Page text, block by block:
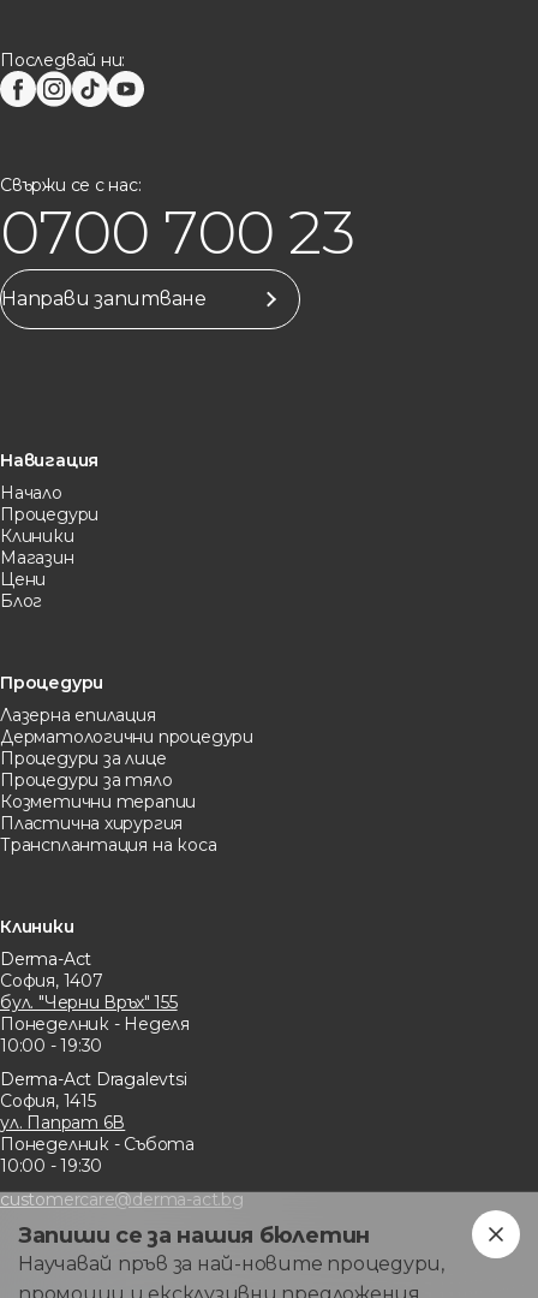
Последвай ни:
Свържи се с нас:
0700 700 23
Направи запитване
Навигация
Начало
Процедури
Клиники
Магазин
Цени
Блог
Процедури
Лазерна eпилация
Дерматологични процедури
Процедури за лице
Процедури за тяло
Козметични терапии
Пластична хирургия
Трансплантация на коса
Клиники
Derma-Act
София, 1407
бул. "Черни Връх" 155
Понеделник - Неделя
10:00 - 19:30
Derma-Act Dragalevtsi
София, 1415
ул. Папрат 6В
Понеделник - Събота
10:00 - 19:30
customercare@derma-act.bg
Запиши се за нашия бюлетин
Научавай пръв за най-новите процедури,